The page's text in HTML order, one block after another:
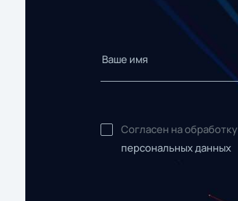
Согласен на обработку
персональных данных